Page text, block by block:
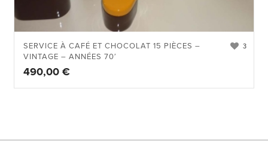
3
SERVICE À CAFÉ ET CHOCOLAT 15 PIÈCES –
VINTAGE – ANNÉES 70′
490,00 €